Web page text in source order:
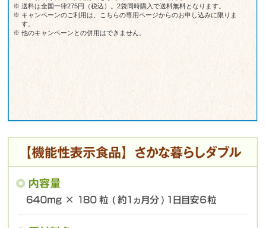
※ 送料は全国一律275円（税込）。2袋同時購入で送料無料となります。
※ キャンペーンのご利用は、こちらの専用ページからのお申し込みに限りま
す。
※ 他のキャンペーンとの併用はできません。